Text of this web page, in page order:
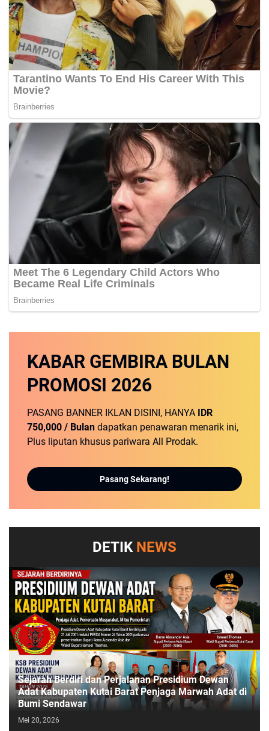
KABAR GEMBIRA BULAN
PROMOSI 2026
PASANG BANNER IKLAN DISINI, HANYA
IDR
750,000 / Bulan dapatkan penawaran menarik ini,
Plus liputan khusus pariwara All Prodak.
Pasang Sekarang!
DETIK NEWS
Sejarah Berdiri dan Perjalanan Presidium Dewan
Adat Kabupaten Kutai Barat Penjaga Marwah Adat di
Bumi Sendawar
Mei 20, 2026